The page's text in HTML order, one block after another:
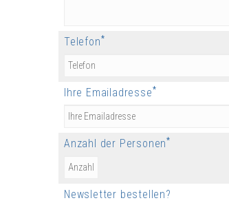
Telefon*
Ihre Emailadresse*
Anzahl der Personen*
Newsletter bestellen?